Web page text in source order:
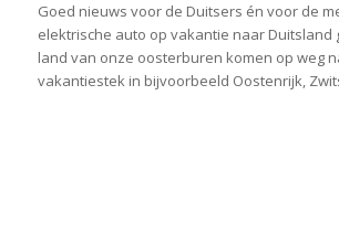
Goed nieuws voor de Duitsers én voor de
elektrische auto op vakantie naar Duitsland
land van onze oosterburen komen op weg
vakantiestek in bijvoorbeeld Oostenrijk,